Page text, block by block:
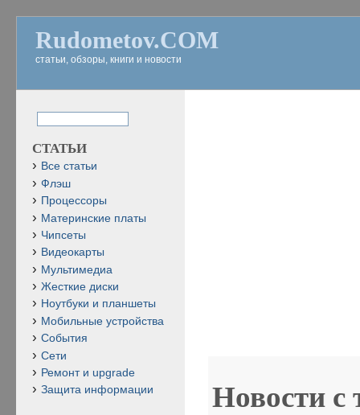
Rudometov.COM
статьи, обзоры, книги и новости
Новости с
СТАТЬИ
Все статьи
Флэш
Процессоры
Материнские платы
Чипсеты
Видеокарты
Мультимедиа
Жесткие диски
Ноутбуки и планшеты
Мобильные устройства
События
Сети
Ремонт и upgrade
Защита информации